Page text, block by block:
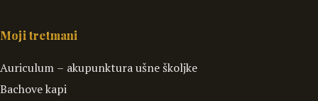
Moji tretmani
Auriculum – akupunktura ušne školjke
Bachove kapi